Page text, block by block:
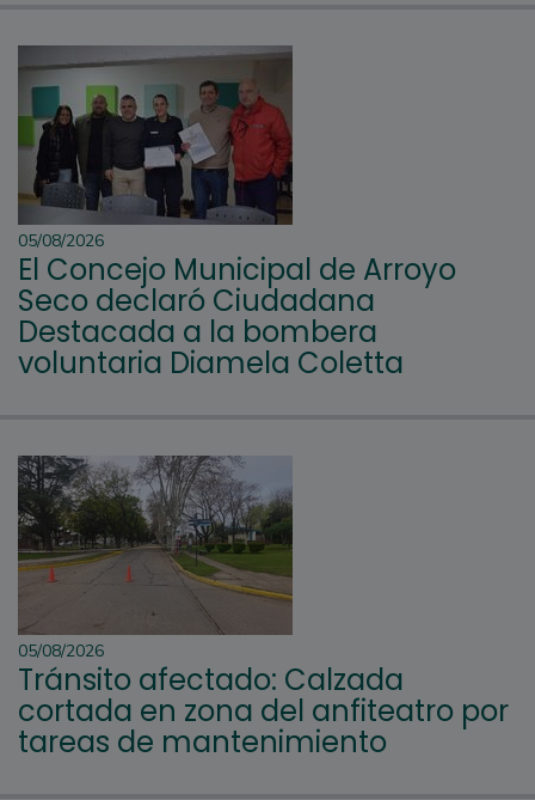
05/08/2026
El Concejo Municipal de Arroyo
Seco declaró Ciudadana
Destacada a la bombera
voluntaria Diamela Coletta
05/08/2026
Tránsito afectado: Calzada
cortada en zona del anfiteatro por
tareas de mantenimiento